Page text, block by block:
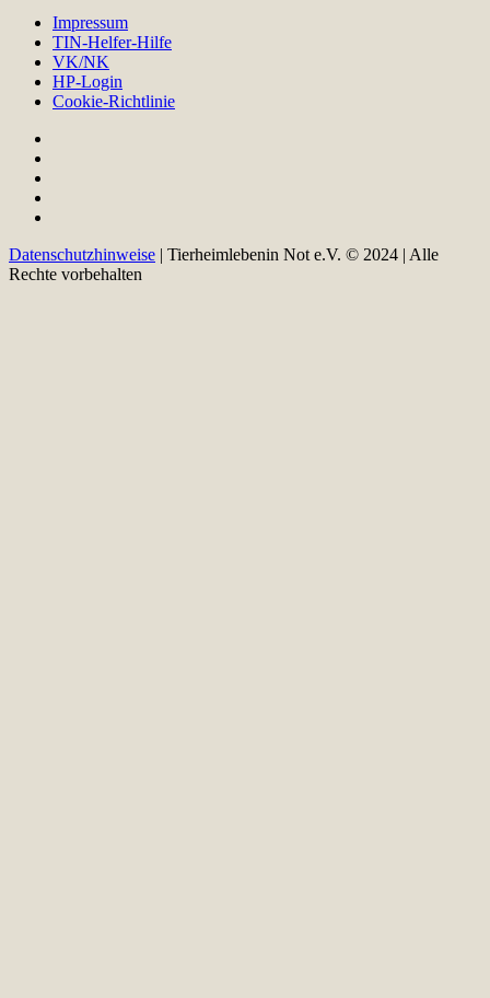
Impressum
TIN-Helfer-Hilfe
VK/NK
HP-Login
Cookie-Richtlinie
Datenschutzhinweise | Tierheimlebenin Not e.V. © 2024 | Alle
Rechte vorbehalten